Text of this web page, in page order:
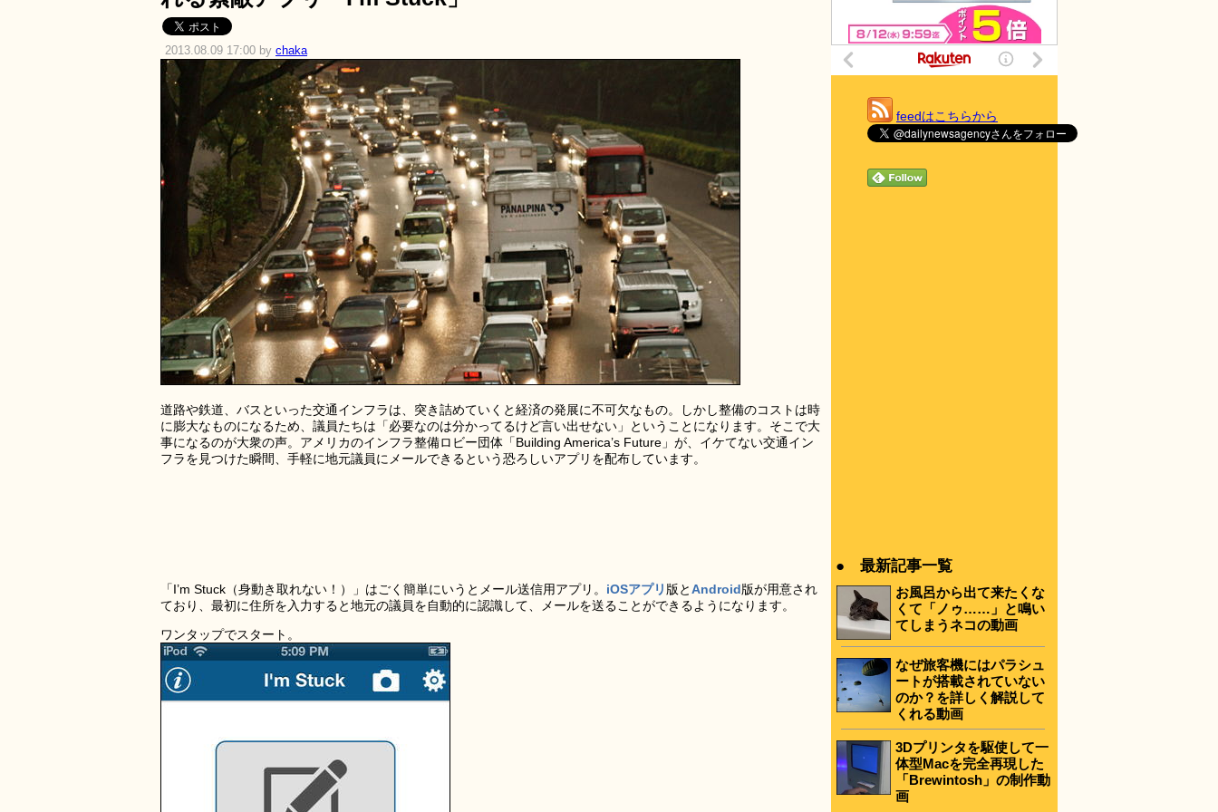
2013.08.09 17:00 by chaka
道路や鉄道、バスといった交通インフラは、突き詰めていくと経済の発展に不可欠なもの。しかし整備のコストは時
に膨大なものになるため、議員たちは「必要なのは分かってるけど言い出せない」ということになります。そこで大
事になるのが大衆の声。アメリカのインフラ整備ロビー団体「Building America’s Future」が、イケてない交通イン
フラを見つけた瞬間、手軽に地元議員にメールできるという恐ろしいアプリを配布しています。
「I’m Stuck（身動き取れない！）」はごく簡単にいうとメール送信用アプリ。 iOSアプリ 版とAndroid版が用意され
ており、最初に住所を入力すると地元の議員を自動的に認識して、メールを送ることができるようになります。
ワンタップでスタート。
feedはこちらから
● 最新記事一覧
お風呂から出て来たくな
くて「ノゥ……」と鳴い
てしまうネコの動画
なぜ旅客機にはパラシュ
ートが搭載されていない
のか？を詳しく解説して
くれる動画
3Dプリンタを駆使して一
体型Macを完全再現した
「Brewintosh」の制作動
画